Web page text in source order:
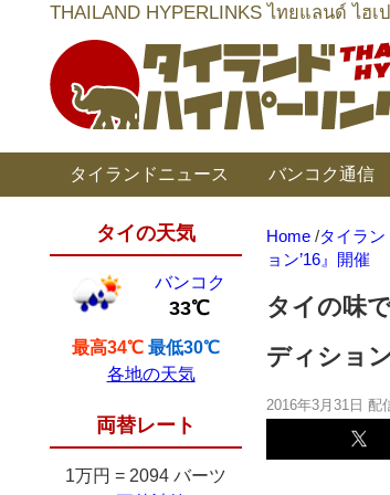
THAILAND HYPERLINKS ไทยแลนด์ ไฮ
タイランドニュース バンコク通信
タイの天気
バンコク
33℃
最高34℃ 最低30℃
各地の天気
両替レート
1万円 = 2094 バーツ
Home /タイラ
ョン’16』開催
タイの味
ディショ
2016年3月31日 配